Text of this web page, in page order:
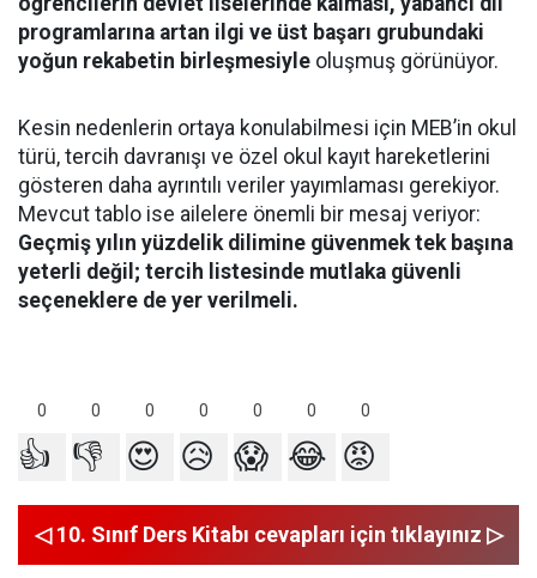
programlarına artan ilgi ve üst başarı grubundaki
yoğun rekabetin birleşmesiyle oluşmuş görünüyor.
Kesin nedenlerin ortaya konulabilmesi için MEB’in okul
türü, tercih davranışı ve özel okul kayıt hareketlerini
gösteren daha ayrıntılı veriler yayımlaması gerekiyor.
Mevcut tablo ise ailelere önemli bir mesaj veriyor:
Geçmiş yılın yüzdelik dilimine güvenmek tek başına
yeterli değil; tercih listesinde mutlaka güvenli
seçeneklere de yer verilmeli.
0 0 0 0 0 0 0
👍 👎 😍 😥 😱 😂 😡
◁ 10. Sınıf Ders Kitabı cevapları için tıklayınız ▷